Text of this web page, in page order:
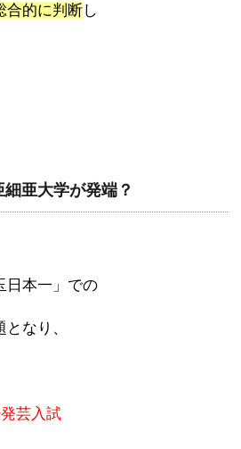
合的に判断し
亜大学が発端？
日本一」での
なり、
芸入試